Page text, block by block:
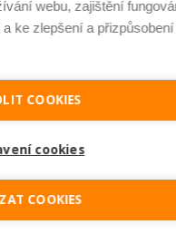
webu, zajištění
ke zlepšení a přizpůsobení
COOKIES
cookies
COOKIES